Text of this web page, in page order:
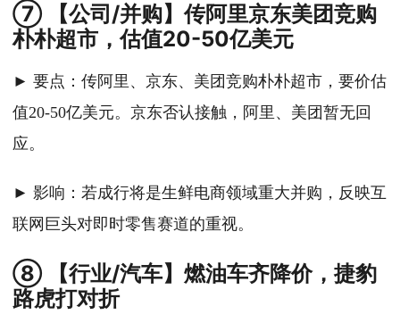
⑦ 【公司/并购】传阿里京东美团竞购
朴朴超市，估值20-50亿美元
► 要点：传阿里、京东、美团竞购朴朴超市，要价估
值20-50亿美元。京东否认接触，阿里、美团暂无回
应。
► 影响：若成行将是生鲜电商领域重大并购，反映互
联网巨头对即时零售赛道的重视。
⑧ 【行业/汽车】燃油车齐降价，捷豹
路虎打对折